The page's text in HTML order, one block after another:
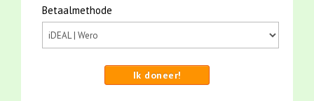
Betaalmethode
Ik doneer!